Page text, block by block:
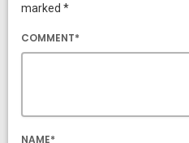
marked *
COMMENT*
NAME*